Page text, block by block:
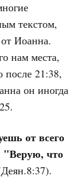
текстом,
Иоанна.
нам места,
после 21:38,
он иногда
от всего
"Верую, что